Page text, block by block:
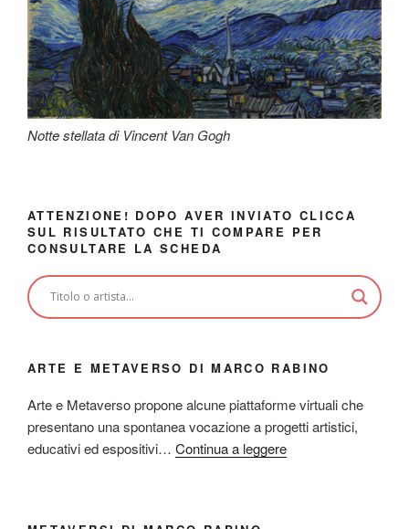
Notte stellata di Vincent Van Gogh
ATTENZIONE! DOPO AVER INVIATO CLICCA
SUL RISULTATO CHE TI COMPARE PER
CONSULTARE LA SCHEDA
ARTE E METAVERSO DI MARCO RABINO
Arte e Metaverso propone alcune piattaforme virtuali che
presentano una spontanea vocazione a progetti artistici,
educativi ed espositivi… Continua a leggere